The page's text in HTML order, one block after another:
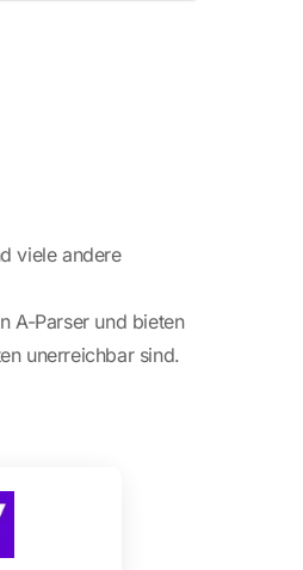
viele andere
A-Parser und bieten
unerreichbar sind.